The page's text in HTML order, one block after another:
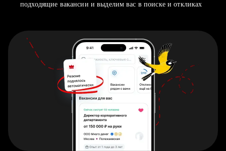
подходящие вакансии и выделим вас в поиске и откликах